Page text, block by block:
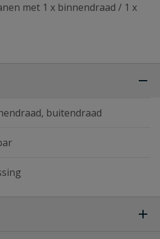
met 1 x binnendraad / 1 x
buitendraad